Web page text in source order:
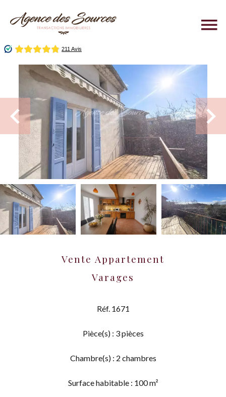
Vente Appartement
Varages
Réf. 1671
Pièce(s) : 3 pièces
Chambre(s) : 2 chambres
Surface habitable : 100 m²